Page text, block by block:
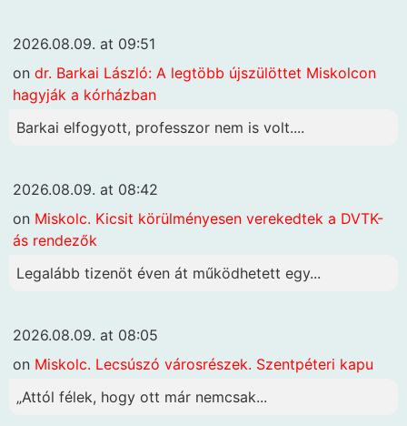
2026.08.09. at 09:51
on dr. Barkai László: A legtöbb újszülöttet Miskolcon
hagyják a kórházban
Barkai elfogyott, professzor nem is volt....
2026.08.09. at 08:42
on Miskolc. Kicsit körülményesen verekedtek a DVTK-
ás rendezők
Legalább tizenöt éven át működhetett egy...
2026.08.09. at 08:05
on Miskolc. Lecsúszó városrészek. Szentpéteri kapu
„Attól félek, hogy ott már nemcsak...